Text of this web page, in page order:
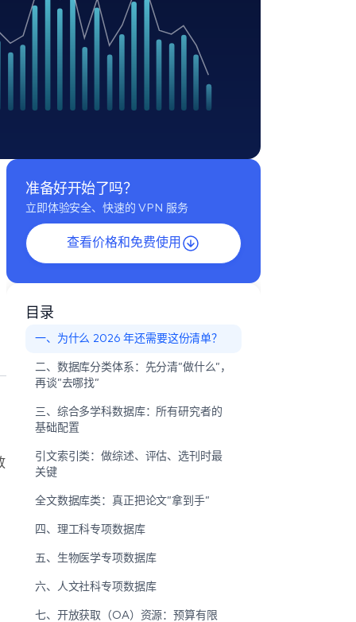
准备好开始了吗？
立即体验安全、快速的 VPN 服务
查看价格和免费使用
目录
一、为什么 2026 年还需要这份清单？
二、数据库分类体系：先分清”做什么”，
再谈”去哪找”
三、综合多学科数据库：所有研究者的
基础配置
引文索引类：做综述、评估、选刊时最
关键
全文数据库类：真正把论文”拿到手”
四、理工科专项数据库
五、生物医学专项数据库
六、人文社科专项数据库
七、开放获取（OA）资源：预算有限